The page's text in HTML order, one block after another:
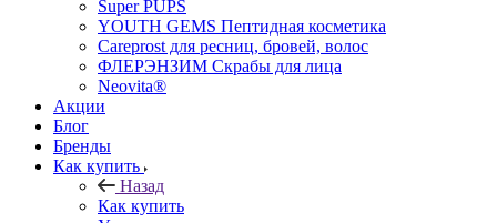
Super PUPS
YOUTH GEMS Пептидная косметика
Careprost для ресниц, бровей, волос
ФЛЕРЭНЗИМ Скрабы для лица
Neovita®
Акции
Блог
Бренды
Как купить
Назад
Как купить